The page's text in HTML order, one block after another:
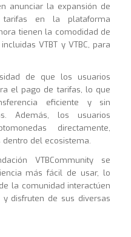
anunciar la expansión de
en la plataforma
tienen la comodidad de
VTBT y VTBC, para
de que los usuarios
el pago de tarifas, lo que
eficiente y sin
Además, los usuarios
directamente,
del ecosistema.
VTBCommunity se
más fácil de usar, lo
la comunidad interactúen
y disfruten de sus diversas